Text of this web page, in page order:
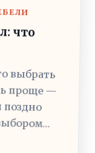
что
выбрать
проще —
поздно